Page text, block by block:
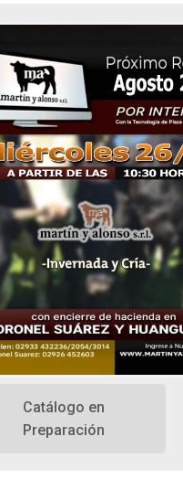
Catálogo en
Preparación